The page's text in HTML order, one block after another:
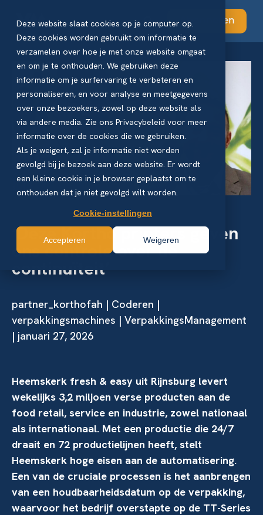
Deze website slaat cookies op je computer op.
Deze cookies worden gebruikt om informatie te
verzamelen over hoe je met onze website omgaat
en om je te onthouden. We gebruiken deze
informatie om je surfervaring te verbeteren en
personaliseren, en voor analyse en meetgegevens
over onze bezoekers, zowel op deze website als
via andere media. Zie ons Privacybeleid voor meer
informatie over de cookies die we gebruiken.
Als je weigert, zal je informatie niet worden
gevolgd bij je bezoek aan deze website. Er wordt
een kleine cookie in je browser geplaatst om te
onthouden dat je niet gevolgd wilt worden.
Cookie-instellingen
Accepteren Weigeren
Abonneren
‘Deze Kortho printers geven
ons controle over de
continuïteit’
partner_korthofah | Coderen |
verpakkingsmachines | VerpakkingsManagement
| januari 27, 2026
Heemskerk fresh & easy uit Rijnsburg levert
wekelijks 3,2 miljoen verse producten aan de
food retail, service en industrie, zowel nationaal
als internationaal. Met een productie die 24/7
draait en 72 productielijnen heeft, stelt
Heemskerk hoge eisen aan de automatisering.
Een van de cruciale processen is het aanbrengen
van een houdbaarheidsdatum op de verpakking,
waarvoor het bedrijf overstapte op de TT-Series